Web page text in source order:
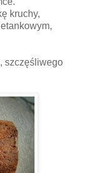
kruchy,
szczęśliwego